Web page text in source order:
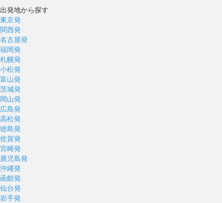
出発地から探す
東京発
関西発
名古屋発
福岡発
札幌発
小松発
富山発
茨城発
岡山発
広島発
高松発
徳島発
佐賀発
宮崎発
鹿児島発
沖縄発
函館発
仙台発
岩手発